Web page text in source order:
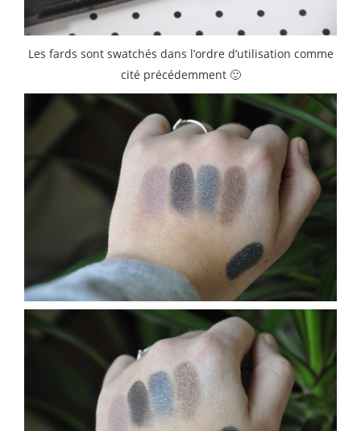
Les fards sont swatchés dans l’ordre d’utilisation comme
cité précédemment 🙂